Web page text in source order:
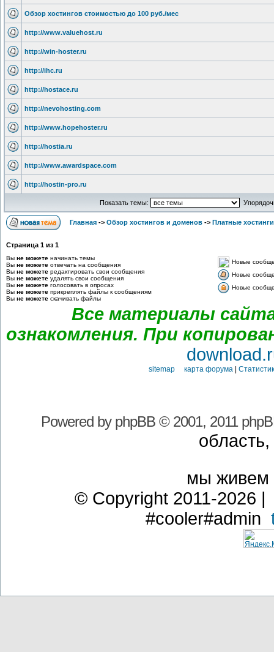
Обзор хостингов стоимостью до 100 руб./мес
http://www.valuehost.ru
http://win-hoster.ru
http://ihc.ru
http://hostace.ru
http://nevohosting.com
http://www.hopehoster.ru
http://hostia.ru
http://www.awardspace.com
http://hostin-pro.ru
Показать темы:
Главная -> Обзор хостингов и доменов -> Платные хостинги
Страница 1 из 1
Вы не можете начинать темы
Вы не можете отвечать на сообщения
Вы не можете редактировать свои сообщения
Вы не можете удалять свои сообщения
Вы не можете голосовать в опросах
Вы не можете прикреплять файлы к сообщениям
Вы не можете скачивать файлы
Новые
Новые
Новые
Все материалы
ознакомления. При
sitemap карта форума|
Powered by phpBB© 2001, 2011
мы
© Copyright 2011-2026
#cooler#admin